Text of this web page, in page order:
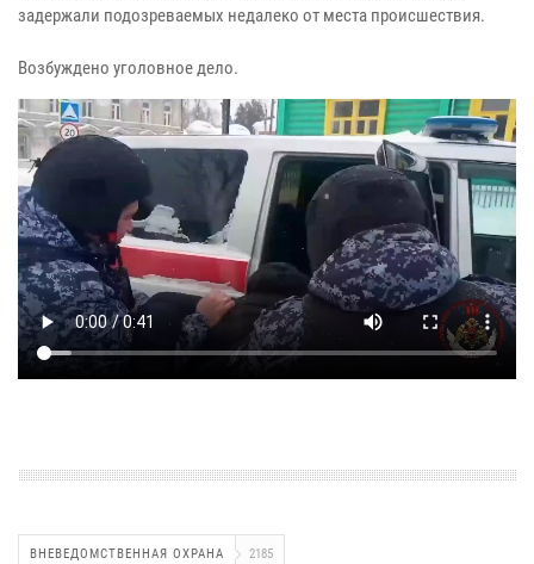
задержали подозреваемых недалеко от места происшествия.
Возбуждено уголовное дело.
ВНЕВЕДОМСТВЕННАЯ ОХРАНА 2185